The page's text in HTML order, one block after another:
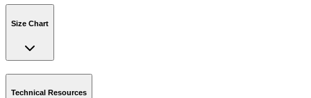
Size Chart
Technical Resources